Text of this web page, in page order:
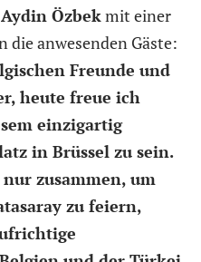
Özbekmit einer
die anwesenden Gäste:
Freunde und
heute freue ich
einzigartig
in Brüssel zu sein.
zusammen, um
zu feiern,